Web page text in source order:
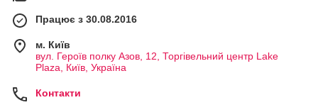
Працює з 30.08.2016
м. Київ
вул. Героїв полку Азов, 12, Торгівельний центр Lake
Plaza, Київ, Україна
Контакти